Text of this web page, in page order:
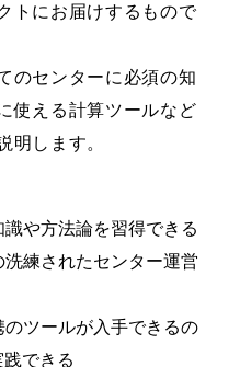
トにお届けするもので
のセンターに必須の知
使える計算ツールなど
明します。
や方法論を習得できる
練されたセンター運営
ツールが入手できるの
できる